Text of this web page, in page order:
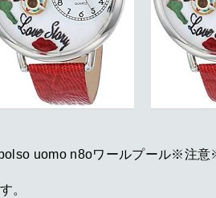
uomo n8oワールプール※注意
。